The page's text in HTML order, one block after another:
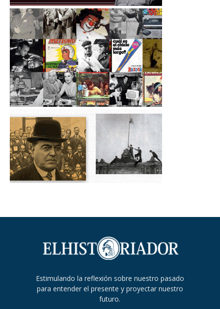
Estimulando la reflexión sobre nuestro pasado
para entender el presente y proyectar nuestro
futuro.